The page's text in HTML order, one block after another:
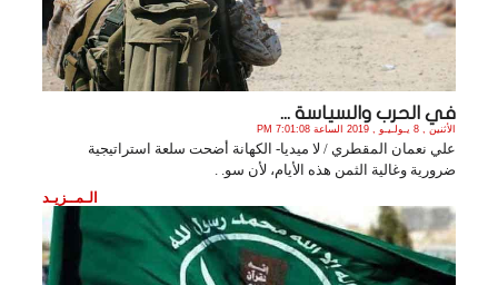
في الحرب والسياسة ...
الأثنين , 8 يـولـيـو , 2019 الساعة 7:01:08 PM
علي نعمان المقطري / لا ميديا- الكهانة أضحت سلعة استراتيجية
ضرورية وغالية الثمن هذه الأيام، لأن سو. .
الـمــزيـد